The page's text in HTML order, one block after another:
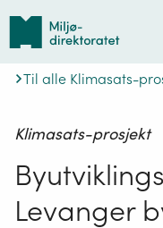
Tilbake
forsiden
Til alle Klimasats-
Klimasats-prosjekt
Levanger